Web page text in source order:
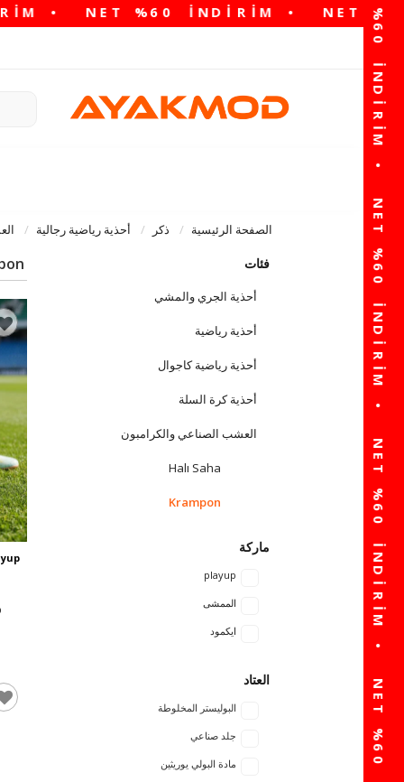
الصفحة الرئيسية ذكر أحذية رياضية رجالية
فئات
أحذية الجري والمشي
أحذية رياضية
أحذية رياضية كاجوال
أحذية كرة السلة
العشب الصناعي والكرامبون
Halı Saha
Krampon
ماركة
playup
الممشى
ايكمود
العتاد
البوليستر المخلوطة
جلد صناعي
مادة البولي يوريثين